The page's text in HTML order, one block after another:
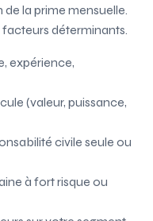
la prime mensuelle.
facteurs déterminants.
expérience,
(valeur, puissance,
civile seule ou
à fort risque ou